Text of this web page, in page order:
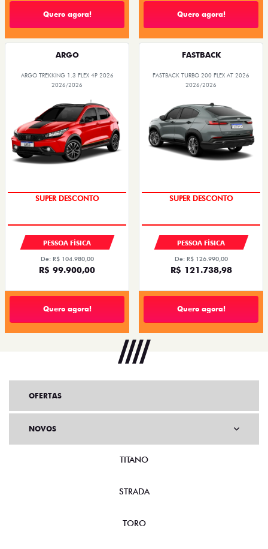
Quero agora! Quero agora!
ARGO
ARGO TREKKING 1.3 FLEX 4P 2026
2026/2026
SUPER DESCONTO
PESSOA FÍSICA
De: R$ 104.980,00
R$ 99.900,00
Quero agora!
FASTBACK
FASTBACK TURBO 200 FLEX AT 2026
2026/2026
SUPER DESCONTO
PESSOA FÍSICA
De: R$ 126.990,00
R$ 121.738,98
Quero agora!
OFERTAS
NOVOS
TITANO
STRADA
TORO